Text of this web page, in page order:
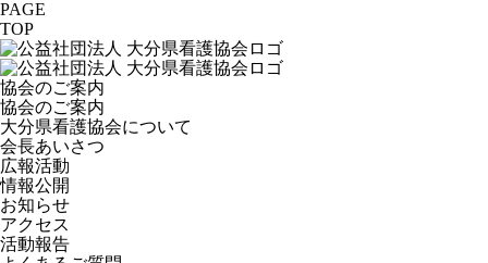
PAGE
TOP
協会のご案内
協会のご案内
大分県看護協会について
会長あいさつ
広報活動
情報公開
お知らせ
アクセス
活動報告